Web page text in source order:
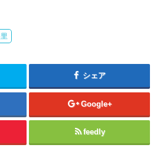
シェア
Google+
feedly